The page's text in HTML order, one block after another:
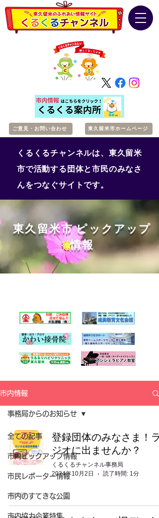
ご意見・お問い合わせ 東久留米市ホームページ
くるくるチャンネルは、東久留米
市で活動する団体と市民のみなさ
んをつなぐサイトです。
東久留米市 ピックアップ
情報
市内情報
全ての記事
市内ピックアップ情報
市民レポーター情報
市内のすてきな公園
市内協力企業特集
事務局からのお知らせ
登録団体のみなさま！ラ
ジオに出ませんか？
くるくるチャンネル事務局
2024年10月2日
読了時間: 1分